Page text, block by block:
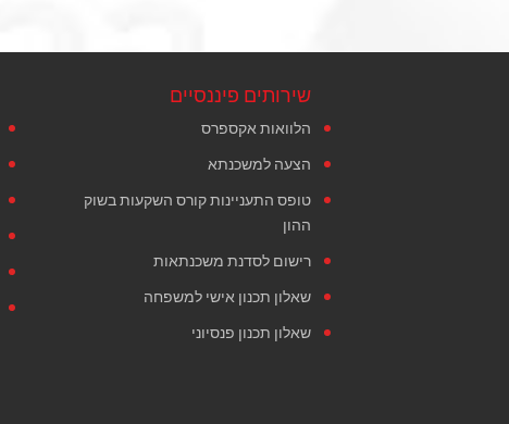
שירותים פיננסיים
הלוואות אקספרס
הצעה למשכנתא
טופס התעניינות קורס השקעות בשוק
ההון
רישום לסדנת משכנתאות
שאלון תכנון אישי למשפחה
שאלון תכנון פנסיוני